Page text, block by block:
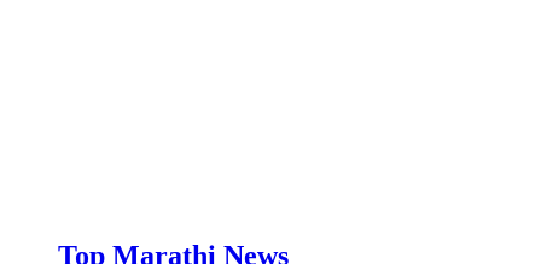
Top Marathi News